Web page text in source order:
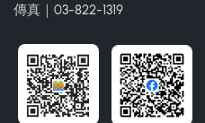
傳真｜03-822-1319